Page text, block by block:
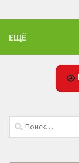
ЕЩЁ
Найти: